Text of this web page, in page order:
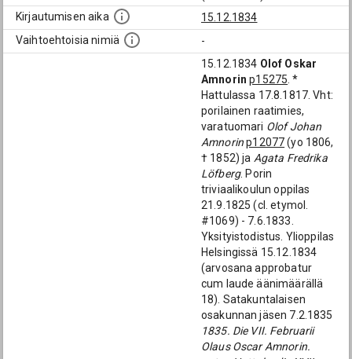
Kirjautumisen aika
15.12.1834
Vaihtoehtoisia nimiä
-
15.12.1834 Olof Oskar
Amnorin p15275 . *
Hattulassa 17.8.1817. Vht:
porilainen raatimies,
varatuomari Olof Johan
Amnorin p12077(yo 1806,
† 1852) ja Agata Fredrika
Löfberg. Porin
triviaalikoulun oppilas
21.9.1825 (cl. etymol.
#1069) - 7.6.1833.
Yksityistodistus. Ylioppilas
Helsingissä 15.12.1834
(arvosana approbatur
cum laude äänimäärällä
18). Satakuntalaisen
osakunnan jäsen 7.2.1835
1835. Die VII. Februarii
Olaus Oscar Amnorin.